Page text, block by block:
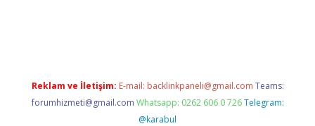
Reklam ve İletişim: E-mail: backlinkpaneli@gmail.com Teams:
forumhizmeti@gmail.com Whatsapp: 0262 606 0 726 Telegram:
@karabul